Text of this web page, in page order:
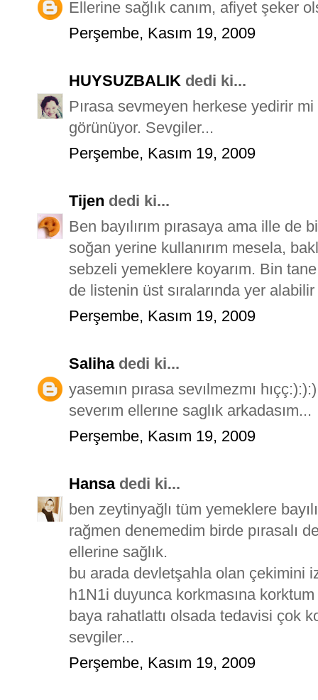
Ellerine sağlık canım, afiyet şeker
Perşembe, Kasım 19, 2009
HUYSUZBALIK dedi ki...
Pırasa sevmeyen herkese yedirir
görünüyor. Sevgiler...
Perşembe, Kasım 19, 2009
Tijen dedi ki...
Ben bayılırım pırasaya ama ille de
soğan yerine kullanırım mesela,
sebzeli yemeklere koyarım. Bin
de listenin üst sıralarında yer
Perşembe, Kasım 19, 2009
Salihadedi ki...
yasemın pırasa sevılmezmı
severım ellerıne saglık arkadasım...
Perşembe, Kasım 19, 2009
Hansadedi ki...
ben zeytinyağlı tüm yemeklere
rağmen denemedim birde pırasalı
ellerine sağlık.
bu arada devletşahla olan çekimini
h1N1i duyunca korkmasına
baya rahatlattı olsada tedavisi çok
sevgiler...
Perşembe, Kasım 19, 2009